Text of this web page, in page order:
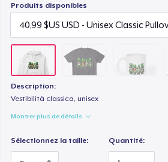
Produits disponibles
Description:
Vestibilità classica, unisex
Montrer plus de détails
Sélectionnez la taille: Quantité: